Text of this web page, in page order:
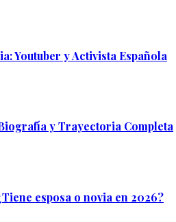
Youtuber y Activista Española
y Trayectoria Completa
esposa o novia en 2026?